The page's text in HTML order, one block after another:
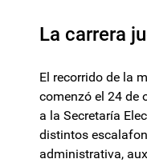
La carrera
El recorrido de la
comenzó el 24 de
a la Secretaría
distintos
administrativa,